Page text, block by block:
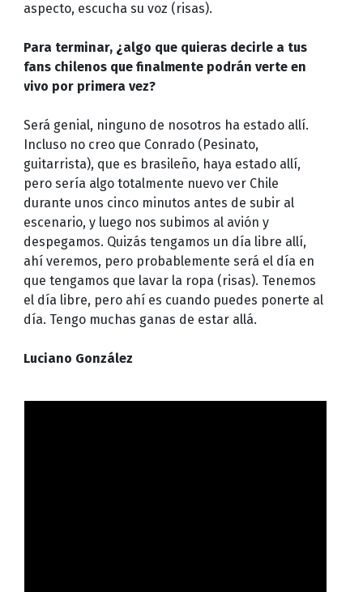
aspecto, escucha su voz (risas).
Para terminar, ¿algo que quieras decirle a tus
fans chilenos que finalmente podrán verte en
vivo por primera vez?
Será genial, ninguno de nosotros ha estado allí.
Incluso no creo que Conrado (Pesinato,
guitarrista), que es brasileño, haya estado allí,
pero sería algo totalmente nuevo ver Chile
durante unos cinco minutos antes de subir al
escenario, y luego nos subimos al avión y
despegamos. Quizás tengamos un día libre allí,
ahí veremos, pero probablemente será el día en
que tengamos que lavar la ropa (risas). Tenemos
el día libre, pero ahí es cuando puedes ponerte al
día. Tengo muchas ganas de estar allá.
Luciano González